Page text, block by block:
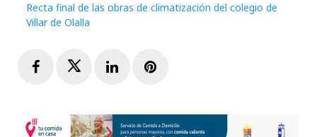
Recta final de las obras de climatización del colegio de
Villar de Olalla
FacebookTwitterLinkedInPinterest